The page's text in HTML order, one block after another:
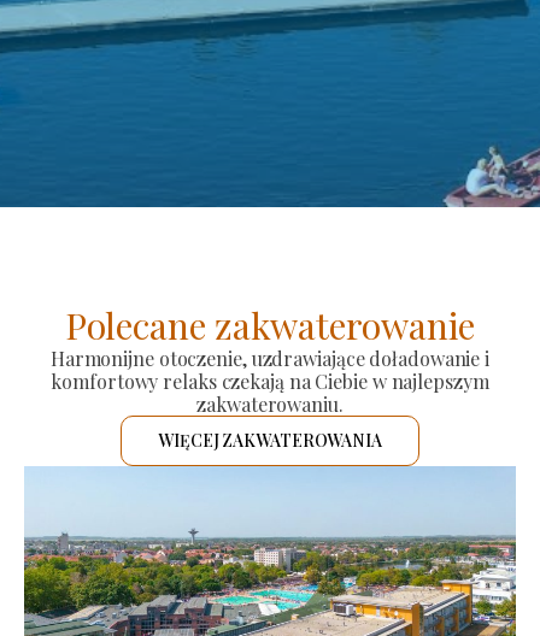
Polecane zakwaterowanie
Harmonijne otoczenie, uzdrawiające doładowanie i
komfortowy relaks czekają na Ciebie w najlepszym
zakwaterowaniu.
WIĘCEJ ZAKWATEROWANIA